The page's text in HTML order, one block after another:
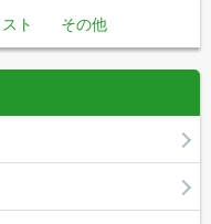
ト その他